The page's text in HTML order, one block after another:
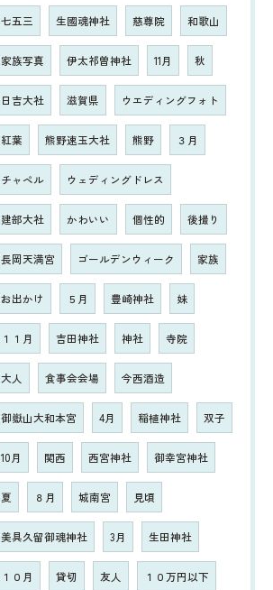
七五三 生國魂神社 慈尊院 和歌山
家族写真 伊太祁曽神社 11月 秋
日吉大社 滋賀県 ウエディングフォト
紅葉 熊野速玉大社 熊野 ３月
チャペル ウェディングドレス
建部大社 かわいい 個性的 後撮り
長岡天満宮 ゴールデンウィーク 家族
お出かけ ５月 豊崎神社 妹
１１月 吉田神社 神社 寺院
大人 食事会会場 今西酒造
御嶽山大和本宮 4月 稲植神社 双子
10月 関西 西宮神社 御幸宮神社
夏 ８月 城南宮 見頃
美具久留御魂神社 3月 生田神社
１０月 貸切 友人 １０万円以下